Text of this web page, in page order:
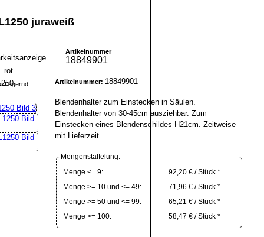
juraweiß
Lagernd
Artikelnummer
18849901
Artikelnummer: 18849901
Blendenhalter zum Einstecken in Säulen.
Blendenhalter von 30-45cm ausziehbar. Zum
Einstecken eines Blendenschildes H21cm. Zeitweise
mit Lieferzeit.
Mengenstaffelung:
Menge <= 9:
92,20 € / Stück *
Menge >= 10 und <= 49:
71,96 € / Stück *
Menge >= 50 und <= 99:
65,21 € / Stück *
Menge >= 100:
58,47 € / Stück *